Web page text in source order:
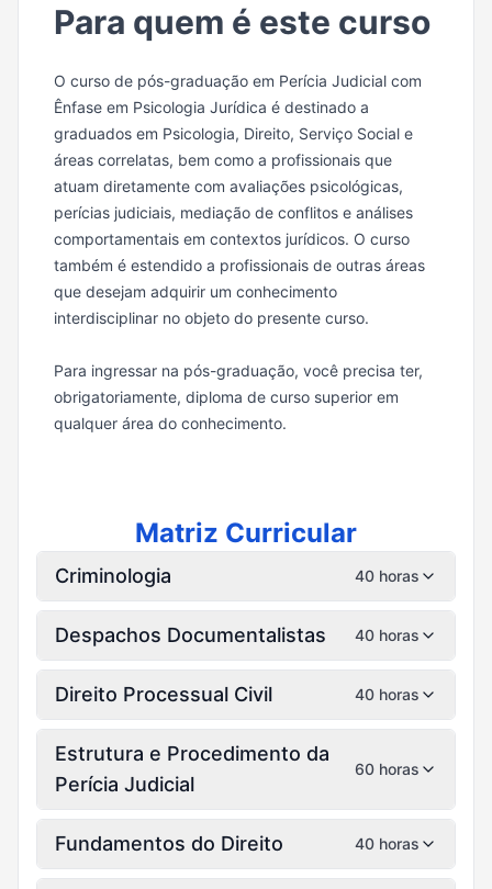
Para quem é este curso
O curso de pós-graduação em Perícia Judicial com
Ênfase em Psicologia Jurídica é destinado a
graduados em Psicologia, Direito, Serviço Social e
áreas correlatas, bem como a profissionais que
atuam diretamente com avaliações psicológicas,
perícias judiciais, mediação de conflitos e análises
comportamentais em contextos jurídicos. O curso
também é estendido a profissionais de outras áreas
que desejam adquirir um conhecimento
interdisciplinar no objeto do presente curso.
Para ingressar na pós-graduação, você precisa ter,
obrigatoriamente, diploma de curso superior em
qualquer área do conhecimento.
Matriz Curricular
Criminologia 40 horas
Despachos Documentalistas 40 horas
Direito Processual Civil 40 horas
Estrutura e Procedimento da
Perícia Judicial
60 horas
Fundamentos do Direito 40 horas